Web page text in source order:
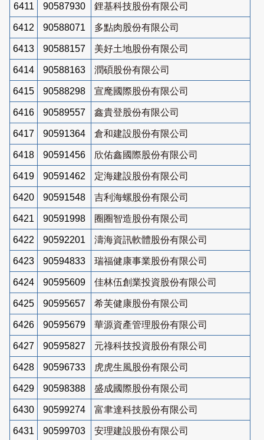
6411 90587930 鋰基科技股份有限公司
6412 90588071 多點肉股份有限公司
6413 90588157 美好土地股份有限公司
6414 90588163 潤碩股份有限公司
6415 90588298 宣麾國際股份有限公司
6416 90589557 鑫貴登股份有限公司
6417 90591364 倉和建設股份有限公司
6418 90591456 欣佑鑫國際股份有限公司
6419 90591462 定海建設股份有限公司
6420 90591548 吉利海螺股份有限公司
6421 90591998 圈圈智造股份有限公司
6422 90592201 濤海資訊軟體股份有限公司
6423 90594833 瑞福健康事業股份有限公司
6424 90595609 佳林伍創業投資股份有限公司
6425 90595657 希芙健康股份有限公司
6426 90595679 華源資產管理股份有限公司
6427 90595827 元祿科技投資股份有限公司
6428 90596733 虎虎生風股份有限公司
6429 90598388 盛成國際股份有限公司
6430 90599274 富聿達科技股份有限公司
6431 90599703 安理建設股份有限公司